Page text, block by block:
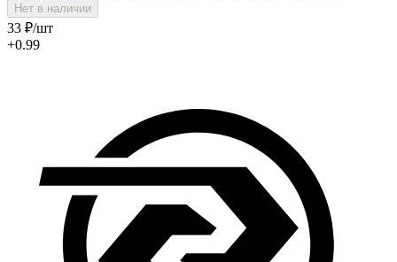
Нет в наличии
33 ₽/шт
+0.99